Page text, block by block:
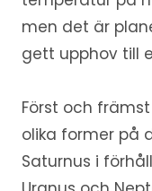
men det är
gett upphov till
Först och
olika former på
Saturnus i